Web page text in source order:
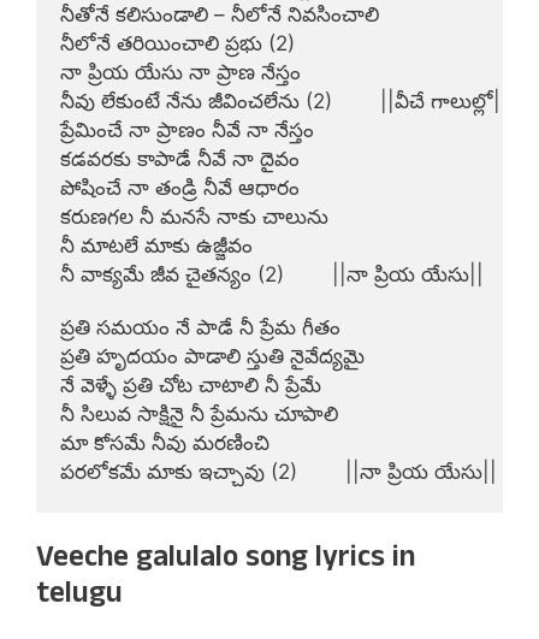
నీతోనే కలిసుండాలి – నీలోనే నివసించాలి
నీలోనే తరియించాలి ప్రభు (2)
నా ప్రియ యేసు నా ప్రాణ నేస్తం
నీవు లేకుంటే నేను జీవించలేను (2)        ||వీచే గాలుల్లో||
ప్రేమించే నా ప్రాణం నీవే నా నేస్తం
కడవరకు కాపాడే నీవే నా దైవం
పోషించే నా తండ్రి నీవే ఆధారం
కరుణగల నీ మనసే నాకు చాలును
నీ మాటలే మాకు ఉజ్జీవం
నీ వాక్యమే జీవ చైతన్యం (2)        ||నా ప్రియ యేసు||
ప్రతి సమయం నే పాడే నీ ప్రేమ గీతం
ప్రతి హృదయం పాడాలి స్తుతి నైవేద్యమై
నే వెళ్ళే ప్రతి చోట చాటాలి నీ ప్రేమే
నీ సిలువ సాక్షినై నీ ప్రేమను చూపాలి
మా కోసమే నీవు మరణించి
పరలోకమే మాకు ఇచ్చావు (2)        ||నా ప్రియ యేసు||
Veeche galulalo song lyrics in
telugu